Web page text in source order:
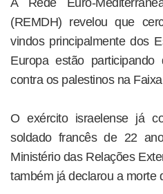
A Rede Euro-
(REMDH) revelou que
vindos principalmente dos
Europa estão
contra os palestinos na
O exército israelense já
soldado francês de 22
Ministério das Relações
também já declarou a morte